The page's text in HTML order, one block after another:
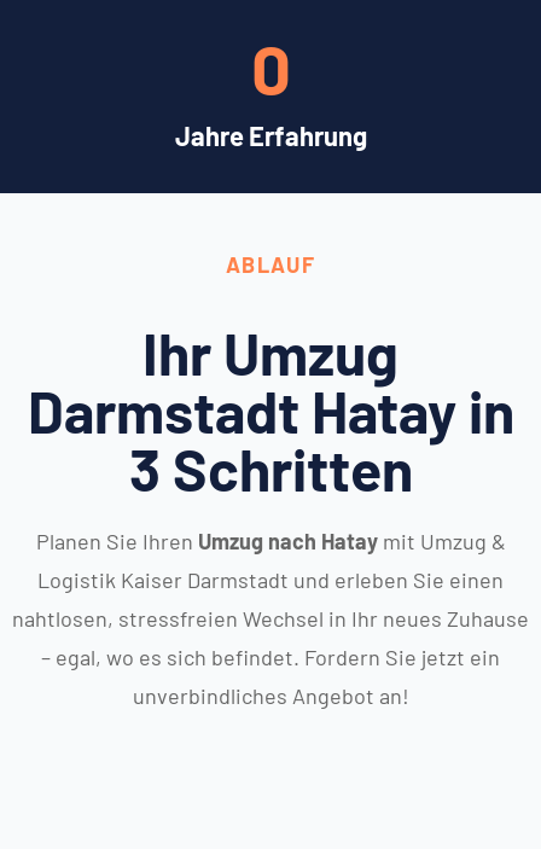
Jahre Erfahrung
0
ABLAUF
Ihr Umzug
Darmstadt Hatay in
3 Schritten
Planen Sie Ihren Umzug nach Hataymit Umzug &
Logistik Kaiser Darmstadt und erleben Sie einen
nahtlosen, stressfreien Wechsel in Ihr neues Zuhause
– egal, wo es sich befindet. Fordern Sie jetzt ein
unverbindliches Angebot an!